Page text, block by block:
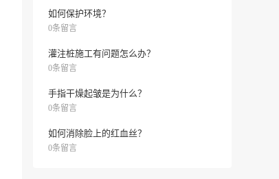
如何保护环境？
0条留言
灌注桩施工有问题怎么办？
0条留言
手指干燥起皱是为什么？
0条留言
如何消除脸上的红血丝？
0条留言